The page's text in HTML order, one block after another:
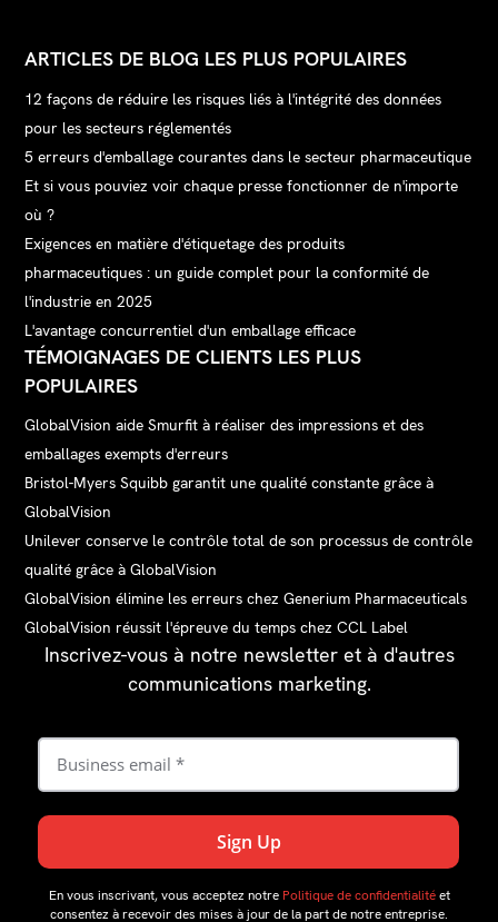
ARTICLES DE BLOG LES PLUS POPULAIRES
12 façons de réduire les risques liés à l'intégrité des données
pour les secteurs réglementés
5 erreurs d'emballage courantes dans le secteur pharmaceutique
Et si vous pouviez voir chaque presse fonctionner de n'importe
où ?
Exigences en matière d'étiquetage des produits
pharmaceutiques : un guide complet pour la conformité de
l'industrie en 2025
L'avantage concurrentiel d'un emballage efficace
TÉMOIGNAGES DE CLIENTS LES PLUS
POPULAIRES
GlobalVision aide Smurfit à réaliser des impressions et des
emballages exempts d'erreurs
Bristol-Myers Squibb garantit une qualité constante grâce à
GlobalVision
Unilever conserve le contrôle total de son processus de contrôle
qualité grâce à GlobalVision
GlobalVision élimine les erreurs chez Generium Pharmaceuticals
GlobalVision réussit l'épreuve du temps chez CCL Label
Inscrivez-vous à notre newsletter et à d'autres
communications marketing.
En vous inscrivant, vous acceptez notre Politique de confidentialitéet
consentez à recevoir des mises à jour de la part de notre entreprise.